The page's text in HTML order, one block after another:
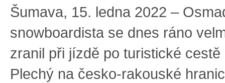
Šumava, 15. ledna 2022 –
snowboardista se dnes ráno
zranil při jízdě po turistické
Plechý na česko-rakouské